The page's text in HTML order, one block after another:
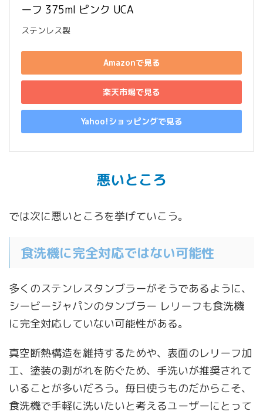
ーフ 375ml ピンク UCA
ステンレス製
Amazonで見る
楽天市場で見る
Yahoo!ショッピングで見る
悪いところ
では次に悪いところを挙げていこう。
食洗機に完全対応ではない可能性
多くのステンレスタンブラーがそうであるように、
シービージャパンのタンブラー レリーフも食洗機
に完全対応していない可能性がある。
真空断熱構造を維持するためや、表面のレリーフ加
工、塗装の剥がれを防ぐため、手洗いが推奨されて
いることが多いだろう。毎日使うものだからこそ、
食洗機で手軽に洗いたいと考えるユーザーにとって